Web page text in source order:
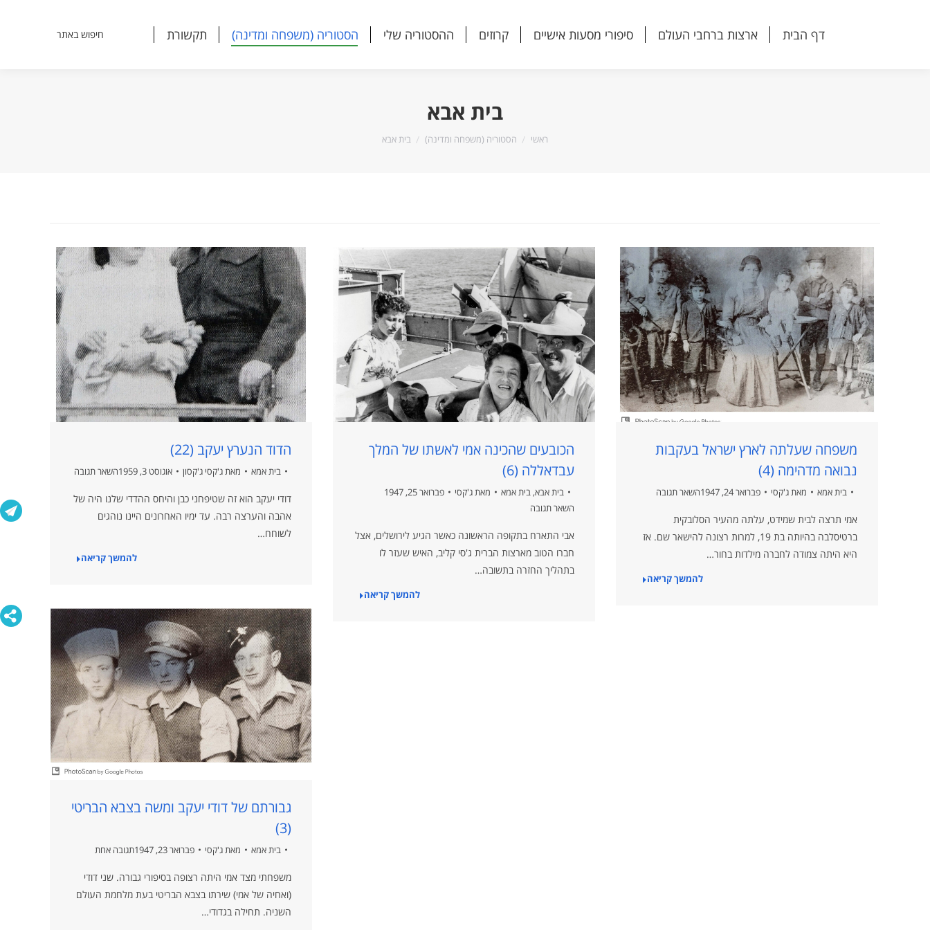
דף הבית ארצות ברחבי העולם סיפורי מסעות אישיים קרוזים ההסטוריה שלי הסטוריה (משפחה ומדינה) תקשורת Search:
חיפוש באתר
בית אבא
הנך נמצא כאן:
ראשי הסטוריה (משפחה ומדינה) בית אבא
הדוד הנערץ יעקב (22)
בית אמא מאתג'קסי ג'קסון אוגוסט 3, 1959 השאר תגובה
דודי יעקב הוא זה שטיפחני כבן והיחס ההדדי שלנו היה של
אהבה והערצה רבה. עד ימיו האחרונים היינו נוהגים
לשוחח…
להמשך קריאה
הכובעים שהכינה אמי לאשתו של המלך
עבדאללה (6)
בית אבא, בית אמא מאתג'קסי
פברואר 25, 1947
השאר תגובה
אבי התארח בתקופה הראשונה כאשר הגיע לירושלים, אצל
חברו הטוב מארצות הברית ג'סי קליב, האיש שעזר לו
בתהליך החזרה בתשובה…
להמשך קריאה
משפחה שעלתה לארץ ישראל בעקבות
נבואה מדהימה (4)
בית אמא מאתג'קסי פברואר 24, 1947 השאר תגובה
אמי תרצה לבית שמידט, עלתה מהעיר הסלובקית
ברטיסלבה בהיותה בת 19, למרות רצונה להישאר שם. אז
היא היתה צמודה לחברה מילדות בחור…
להמשך קריאה
גבורתם של דודי יעקב ומשה בצבא הבריטי
(3)
בית אמא מאתג'קסי פברואר 23, 1947 תגובה אחת
משפחתי מצד אמי היתה רצופה בסיפורי גבורה. שני דודי
(ואחיה של אמי) שירתו בצבא הבריטי בעת מלחמת העולם
השניה. תחילה בגדודי…